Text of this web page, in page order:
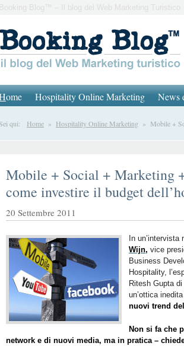
Booking Blog™ – Il blog del Web Marketing Turistico
ome Hospitality Online Marketing News
qui: Home » Hospitality Online Marketing » Mobile +
Mobile + Social + Marketing
come investire il budget
20 Settembre 2011
In un’intervista
Wijn, vice
Business
Hospitality,
Ritesh Gupta di
un’ottica
nuovi trend
Non si fa che
network e di nuovi media, ma in pratica –